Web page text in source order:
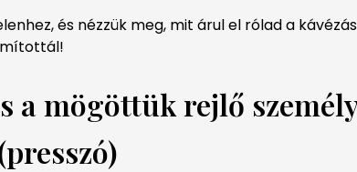
és nézzük meg, mit árul el rólad a
a mögöttük rejlő